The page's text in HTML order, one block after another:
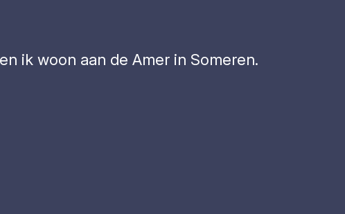
ik woon aan de Amer in Someren.